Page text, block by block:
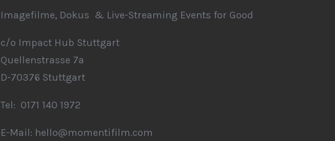
Imagefilme, Dokus & Live-Streaming Events for Good
c/o Impact Hub Stuttgart
Quellenstrasse 7a
D-70376 Stuttgart
Tel: 0171 140 1972
E-Mail: hello@momentifilm.com